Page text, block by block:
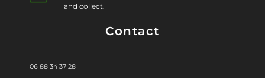
and collect.
Contact
06 88 34 37 28